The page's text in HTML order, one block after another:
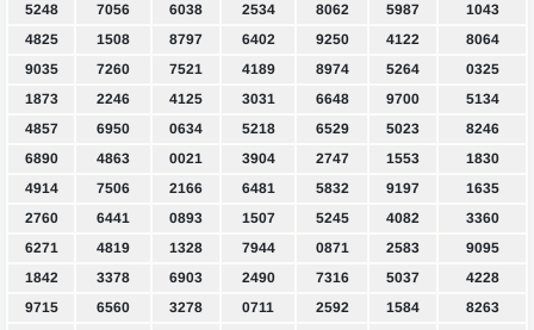
5248
7056 6038 2534 8062 5987
1043
4825
1508 8797 6402 9250 4122
8064
9035
7260 7521 4189 8974 5264
0325
1873
2246 4125 3031 6648 9700
5134
4857
6950 0634 5218 6529 5023
8246
6890
4863 0021 3904 2747 1553
1830
4914
7506 2166 6481 5832 9197
1635
2760
6441 0893 1507 5245 4082
3360
6271
4819 1328 7944 0871 2583
9095
1842
3378 6903 2490 7316 5037
4228
9715
6560 3278 0711 2592 1584
8263